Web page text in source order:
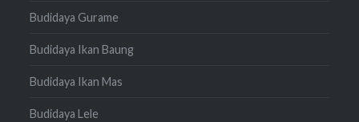
Budidaya Gurame
Budidaya Ikan Baung
Budidaya Ikan Mas
Budidaya Lele